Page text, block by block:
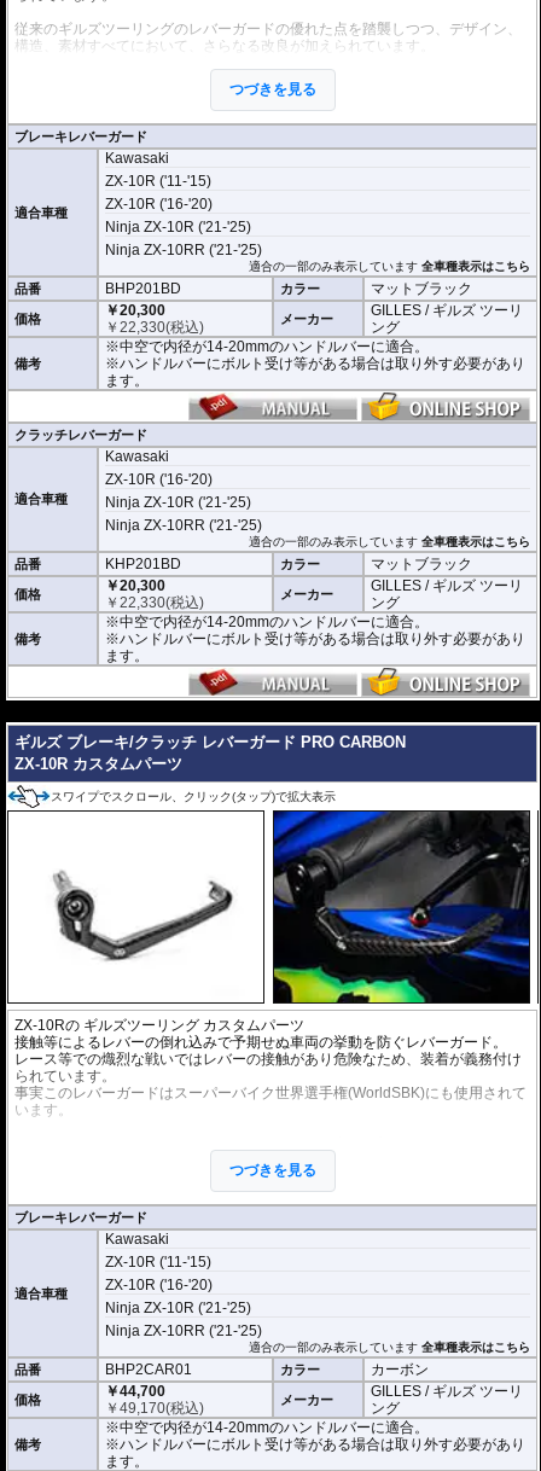
従来のギルズツーリングのレバーガードの優れた点を踏襲しつつ、デザイン、
構造、素材すべてにおいて、さらなる改良が加えられています。
本体はアルミビレットからの削り出しで、ブラックハードアルマイト処理を施
プロテクションピースは耐磨耗性と強度、弾性回復率の優れた結晶性エンジニ
アリング樹脂を採用。
軽量化と剛性、柔軟性を高い次元でバランスさせることに成功しました。
開き角の調節も可能。調節幅は内側、外側へ5°(先端で約13mm)あり、アジャス
トレバーの使用時などにも対応します。
※写真はシリーズ代表イメージです。車種により形状、デザインが異なる場合
つづきを見る
ブレーキレバーガード
適合車種
Kawasaki
ZX-10R ('11-'15)
ZX-10R ('16-'20)
Ninja ZX-10R ('21-'25)
Ninja ZX-10RR ('21-'25)
適合の一部のみ表示しています全車種表示はこちら
品番 BHP201BD カラー マットブラック
価格
￥20,300
￥22,330(税込) メーカー
GILLES / ギルズ ツーリ
ング
備考
※中空で内径が14-20mmのハンドルバーに適合。
※ハンドルバーにボルト受け等がある場合は取り外す必要があり
ます。
クラッチレバーガード
適合車種
Kawasaki
ZX-10R ('16-'20)
Ninja ZX-10R ('21-'25)
Ninja ZX-10RR ('21-'25)
適合の一部のみ表示しています全車種表示はこちら
品番 KHP201BD カラー マットブラック
価格
￥20,300
￥22,330(税込) メーカー
GILLES / ギルズ ツーリ
ング
備考
※中空で内径が14-20mmのハンドルバーに適合。
※ハンドルバーにボルト受け等がある場合は取り外す必要があり
ます。
ギルズ ブレーキ/クラッチ レバーガード PRO CARBON
ZX-10R カスタムパーツ
スワイプでスクロール、クリック(タップ)で拡大表示
ZX-10Rの ギルズツーリング カスタムパーツ
接触等によるレバーの倒れ込みで予期せぬ車両の挙動を防ぐレバーガード。
レース等での熾烈な戦いではレバーの接触があり危険なため、装着が義務付け
られています。
事実このレバーガードはスーパーバイク世界選手権(WorldSBK)にも使用されて
います。
構造、素材すべてにおいて、さらなる改良が加えられています。
これまでのレバーガードと同様に2ピース構造を採用。
本体はアルミビレットからの削り出しで、ブラックハードアルマイト処理を施
しました。
プロテクションピースは高品質カーボンを使用。
軽量化と剛性、柔軟性を高い次元でバランスさせることに成功しました。
開き角の調節も可能。調節幅は内側、外側へ5°(先端で約13mm)あり、アジャス
トレバーの使用時などにも対応します。
※写真はシリーズ代表イメージです。車種により形状、デザインが異なる場合
つづきを見る
ブレーキレバーガード
適合車種
Kawasaki
ZX-10R ('11-'15)
ZX-10R ('16-'20)
Ninja ZX-10R ('21-'25)
Ninja ZX-10RR ('21-'25)
適合の一部のみ表示しています全車種表示はこちら
品番 BHP2CAR01 カラー カーボン
価格
￥44,700
￥49,170(税込) メーカー
GILLES / ギルズ ツーリ
ング
備考
※中空で内径が14-20mmのハンドルバーに適合。
※ハンドルバーにボルト受け等がある場合は取り外す必要があり
ます。